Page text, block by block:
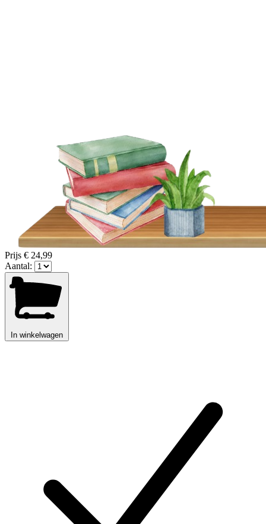
Prijs € 24,99
Aantal:
In winkelwagen